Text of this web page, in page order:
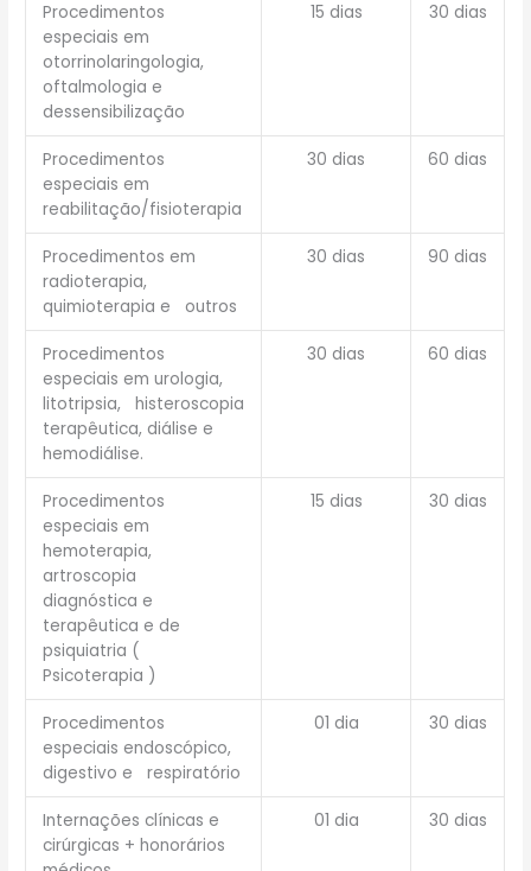
Procedimentos
especiais em
otorrinolaringologia,
oftalmologia e
dessensibilização
15 dias 30 dias
Procedimentos
especiais em
reabilitação/fisioterapia
30 dias 60 dias
Procedimentos em
radioterapia,
quimioterapia e outros
30 dias 90 dias
Procedimentos
especiais em urologia,
litotripsia, histeroscopia
terapêutica, diálise e
hemodiálise.
30 dias 60 dias
Procedimentos
especiais em
hemoterapia,
artroscopia
diagnóstica e
terapêutica e de
psiquiatria (
Psicoterapia )
15 dias 30 dias
Procedimentos
especiais endoscópico,
digestivo e respiratório
01 dia 30 dias
Internações clínicas e
cirúrgicas + honorários
01 dia 30 dias